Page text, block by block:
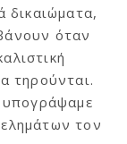
δικαιώματα,
όταν
τηρούνται.
υπογράψαμε
τον